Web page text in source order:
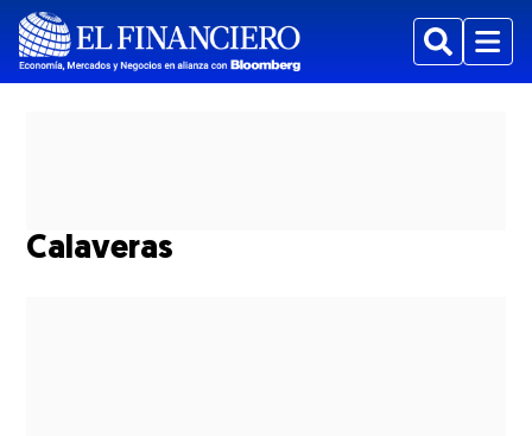
BuscarMenu
Calaveras